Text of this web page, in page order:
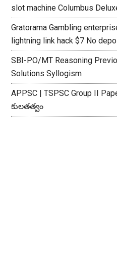
slot machine Columbus
Gratorama Gambling
lightning link hack $7 No
SBI-PO/MT Reasoning
Solutions Syllogism
APPSC | TSPSC Group
కులతత్వం